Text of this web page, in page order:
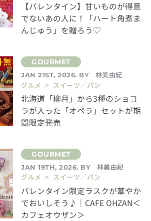
【バレンタイン】甘いものが得意
でないあの人に！「ハート角煮ま
んじゅう」を贈ろう♡
JAN 21ST, 2026. BY
林美由紀
グルメ > スイーツ／パン
北海道「柳月」から3種のショコ
ラが入った「オペラ」セットが期
間限定発売
JAN 19TH, 2026. BY
林美由紀
グルメ > スイーツ／パン
バレンタイン限定ラスクが華やか
でおいしそう♪│CAFE OHZAN＜
カフェオウザン＞